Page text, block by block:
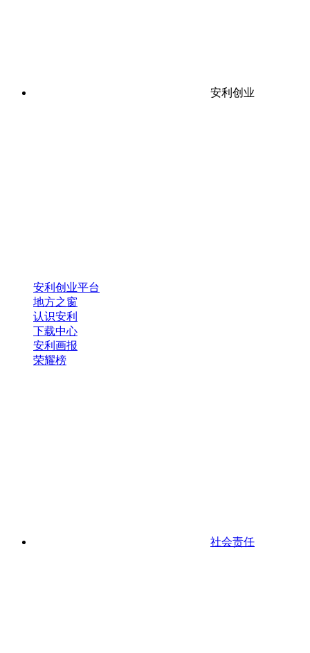
安利创业
安利创业平台
地方之窗
认识安利
下载中心
安利画报
荣耀榜
社会责任